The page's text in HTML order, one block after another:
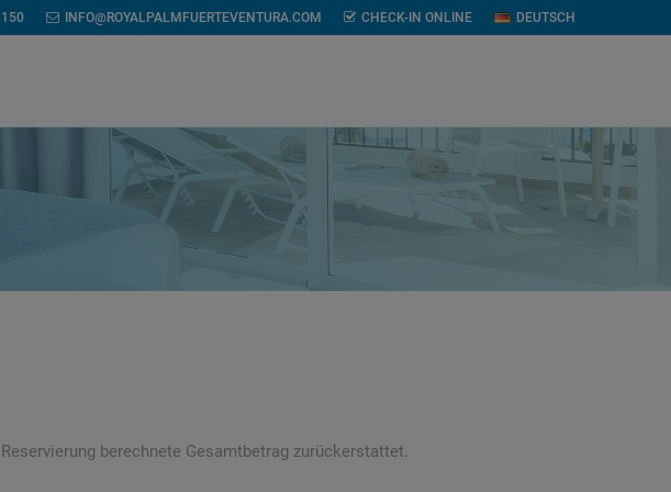
INFO@ROYALPALMFUERTEVENTURA.COM CHECK-IN ONLINE DEUTSCH
berechnete Gesamtbetrag zurückerstattet.